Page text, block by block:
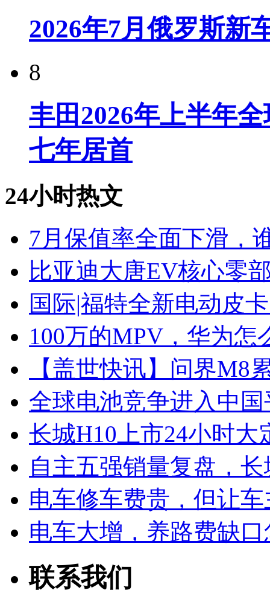
2026年7月俄罗斯新
8
丰田2026年上半年
七年居首
24小时热文
7月保值率全面下滑，
比亚迪大唐EV核心零
国际|福特全新电动皮
100万的MPV，华为怎
【盖世快讯】问界M8
全球电池竞争进入中
长城H10上市24小时大
自主五强销量复盘，
电车修车费贵，但让
电车大增，养路费缺
联系我们